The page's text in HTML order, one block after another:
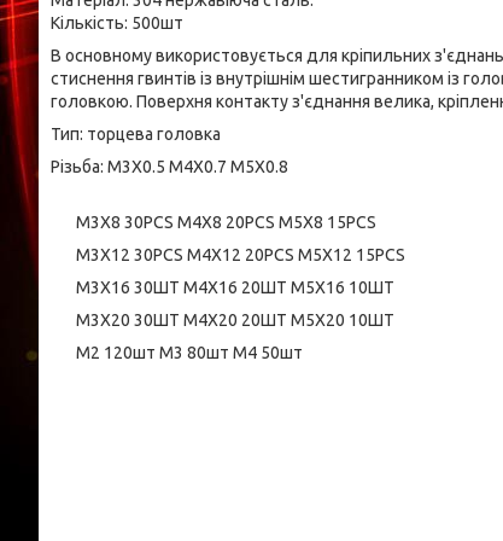
Кількість: 500шт
В основному використовується для кріпильних
стиснення гвинтів із внутрішнім шестигранником із
головкою. Поверхня контакту з'єднання велика,
Тип: торцева головка
Різьба: M3X0.5 M4X0.7 M5X0.8
M3X8 30PCS M4X8 20PCS M5X8 15PCS
M3X12 30PCS M4X12 20PCS M5X12 15PCS
M3X16 30ШТ M4X16 20ШТ M5X16 10ШТ
M3X20 30ШТ M4X20 20ШТ M5X20 10ШТ
М2 120шт М3 80шт М4 50шт